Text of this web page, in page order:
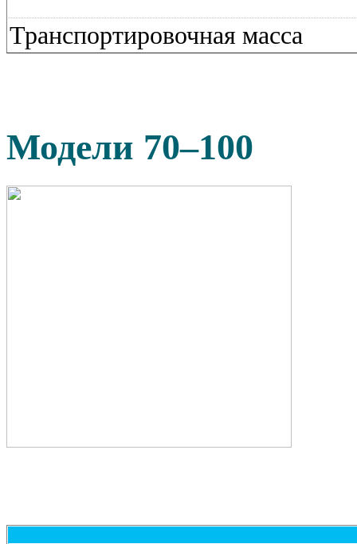
Транспортировочная масса
Модели 70–100